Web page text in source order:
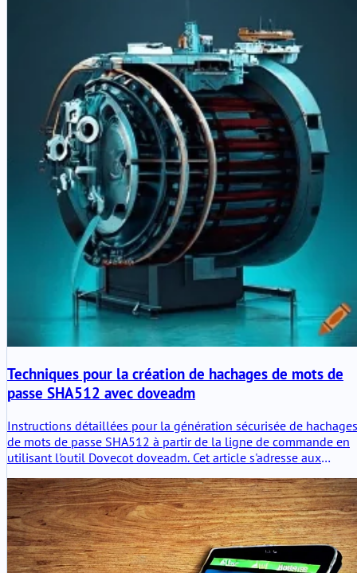
Techniques pour la création de hachages de mots de
passe SHA512 avec doveadm
Instructions détaillées pour la génération sécurisée de hachages
de mots de passe SHA512 à partir de la ligne de commande en
utilisant l'outil Dovecot doveadm. Cet article s'adresse aux